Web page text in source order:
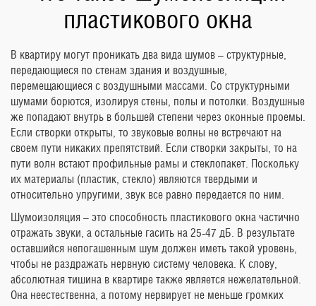
пластикового окна
В квартиру могут проникать два вида шумов – структурные,
передающиеся по стенам здания и воздушные,
перемещающиеся с воздушными массами. Со структурными
шумами борются, изолируя стены, полы и потолки. Воздушные
же попадают внутрь в большей степени через оконные проемы.
Если створки открыты, то звуковые волны не встречают на
своем пути никаких препятствий. Если створки закрыты, то на
пути волн встают профильные рамы и стеклопакет. Поскольку
их материалы (пластик, стекло) являются твердыми и
относительно упругими, звук все равно передается по ним.
Шумоизоляция – это способность пластикового окна частично
отражать звуки, а остальные гасить на 25-47 дБ. В результате
оставшийся непогашенным шум должен иметь такой уровень,
чтобы не раздражать нервную систему человека. К слову,
абсолютная тишина в квартире также является нежелательной.
Она неестественна, а потому нервирует не меньше громких